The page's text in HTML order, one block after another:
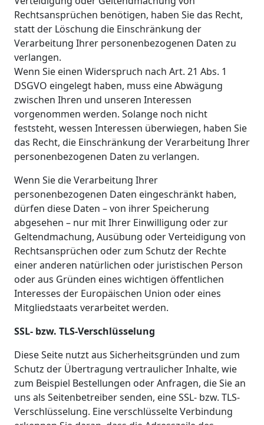
Rechtsansprüchen benötigen, haben Sie das Recht,
statt der Löschung die Einschränkung der
Verarbeitung Ihrer personenbezogenen Daten zu
verlangen.
Wenn Sie einen Widerspruch nach Art. 21 Abs. 1
DSGVO eingelegt haben, muss eine Abwägung
zwischen Ihren und unseren Interessen
vorgenommen werden. Solange noch nicht
feststeht, wessen Interessen überwiegen, haben Sie
das Recht, die Einschränkung der Verarbeitung Ihrer
personenbezogenen Daten zu verlangen.
Wenn Sie die Verarbeitung Ihrer
personenbezogenen Daten eingeschränkt haben,
dürfen diese Daten – von ihrer Speicherung
abgesehen – nur mit Ihrer Einwilligung oder zur
Geltendmachung, Ausübung oder Verteidigung von
Rechtsansprüchen oder zum Schutz der Rechte
einer anderen natürlichen oder juristischen Person
oder aus Gründen eines wichtigen öffentlichen
Interesses der Europäischen Union oder eines
Mitgliedstaats verarbeitet werden.
SSL- bzw. TLS-Verschlüsselung
Diese Seite nutzt aus Sicherheitsgründen und zum
Schutz der Übertragung vertraulicher Inhalte, wie
zum Beispiel Bestellungen oder Anfragen, die Sie an
uns als Seitenbetreiber senden, eine SSL- bzw. TLS-
Verschlüsselung. Eine verschlüsselte Verbindung